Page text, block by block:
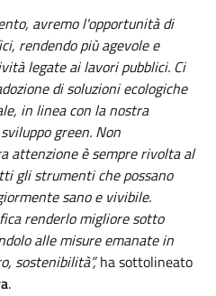
avremo l'opportunità di
rendendo più agevole e
legate ai lavori pubblici. Ci
di soluzioni ecologiche
in linea con la nostra
green. Non
attenzione è sempre rivolta al
gli strumenti che possano
sano e vivibile.
renderlo migliore sotto
alle misure emanate in
sostenibilità”,ha sottolineato
.